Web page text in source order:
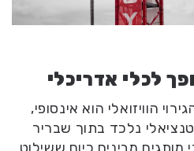
לכלי אדריכלי
הוויזואלי הוא אינסופי,
נלכד בתוך שבריר